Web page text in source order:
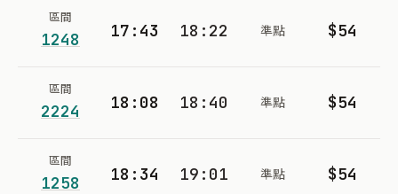
區間
1248 17:43 18:22 準點 $54
區間
2224 18:08 18:40 準點 $54
區間
1258 18:34 19:01 準點 $54